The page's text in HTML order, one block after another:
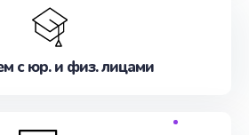
с юр. и физ. лицами